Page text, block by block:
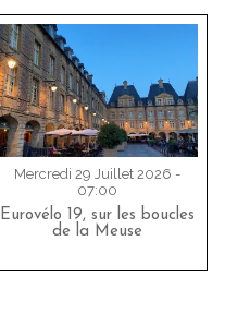
Mercredi 29 Juillet 2026 -
07:00
Eurovélo 19, sur les boucles
de la Meuse